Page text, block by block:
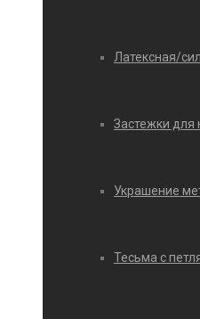
Латексная/
Застежки для
Украшение
Тесьма с